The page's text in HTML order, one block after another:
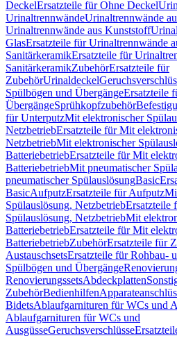
DeckelErsatzteile für Ohne Deckel
UrinaltrennwändeUrinaltrennwände
Urinaltrennwände aus Kunststoff
GlasErsatzteile für Urinaltrennwände
SanitärkeramikErsatzteile für
SanitärkeramikZubehörErsatzteile für
ZubehörUrinaldeckel
Spülbögen und ÜbergängeErsatzteile
ÜbergängeSprühkopfzubehör
für UnterputzMit elektronischer
NetzbetriebErsatzteile für Mit
NetzbetriebMit elektronischer
BatteriebetriebErsatzteile für Mit
BatteriebetriebMit pneumatischer
pneumatischer SpülauslösungBasic
BasicAufputzErsatzteile für Aufputz
Spülauslösung, NetzbetriebErsatzteile
Spülauslösung, NetzbetriebMit
BatteriebetriebErsatzteile für Mit
BatteriebetriebZubehörErsatzteile für
AustauschsetsErsatzteile für Rohbau-
Spülbögen und Übergänge
RenovierungssetsAbdeckplatten
ZubehörBedienhilfen
BidetsAblaufgarnituren für WCs und
Ablaufgarnituren für WCs und
AusgüsseGeruchsverschlüsse